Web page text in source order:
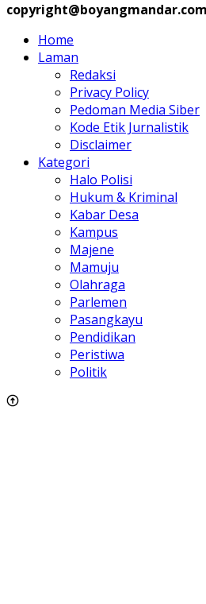
Home
Laman
Redaksi
Privacy Policy
Pedoman Media Siber
Kode Etik Jurnalistik
Disclaimer
Kategori
Halo Polisi
Hukum & Kriminal
Kabar Desa
Kampus
Majene
Mamuju
Olahraga
Parlemen
Pasangkayu
Pendidikan
Peristiwa
Politik